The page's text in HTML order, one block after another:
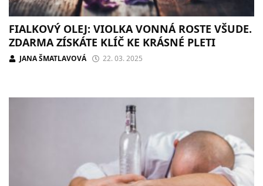
FIALKOVÝ OLEJ: VIOLKA VONNÁ ROSTE VŠUDE.
ZDARMA ZÍSKÁTE KLÍČ KE KRÁSNÉ PLETI
JANA ŠMATLAVOVÁ 22. 03. 2025